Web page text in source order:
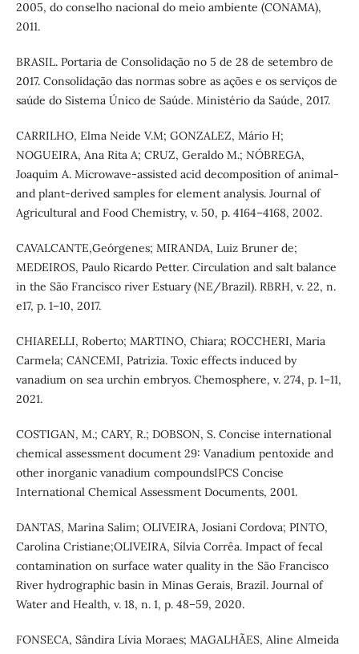
2005, do conselho nacional do meio ambiente (CONAMA),
2011.
BRASIL. Portaria de Consolidação no 5 de 28 de setembro de
2017. Consolidação das normas sobre as ações e os serviços de
saúde do Sistema Único de Saúde. Ministério da Saúde, 2017.
CARRILHO, Elma Neide V.M; GONZALEZ, Mário H;
NOGUEIRA, Ana Rita A; CRUZ, Geraldo M.; NÓBREGA,
Joaquim A. Microwave-assisted acid decomposition of animal-
and plant-derived samples for element analysis. Journal of
Agricultural and Food Chemistry, v. 50, p. 4164–4168, 2002.
CAVALCANTE,Geórgenes; MIRANDA, Luiz Bruner de;
MEDEIROS, Paulo Ricardo Petter. Circulation and salt balance
in the São Francisco river Estuary (NE/Brazil). RBRH, v. 22, n.
e17, p. 1–10, 2017.
CHIARELLI, Roberto; MARTINO, Chiara; ROCCHERI, Maria
Carmela; CANCEMI, Patrizia. Toxic effects induced by
vanadium on sea urchin embryos. Chemosphere, v. 274, p. 1–11,
2021.
COSTIGAN, M.; CARY, R.; DOBSON, S. Concise international
chemical assessment document 29: Vanadium pentoxide and
other inorganic vanadium compoundsIPCS Concise
International Chemical Assessment Documents, 2001.
DANTAS, Marina Salim; OLIVEIRA, Josiani Cordova; PINTO,
Carolina Cristiane;OLIVEIRA, Sílvia Corrêa. Impact of fecal
contamination on surface water quality in the São Francisco
River hydrographic basin in Minas Gerais, Brazil. Journal of
Water and Health, v. 18, n. 1, p. 48–59, 2020.
FONSECA, Sândira Lívia Moraes; MAGALHÃES, Aline Almeida